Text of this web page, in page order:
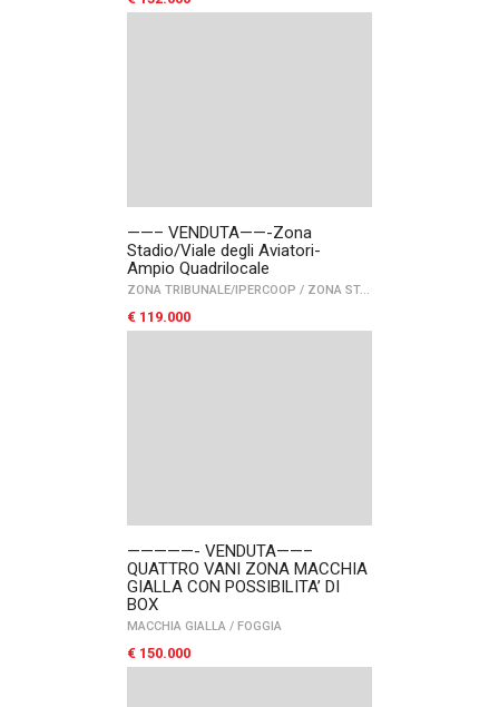
——– VENDUTA——-Zona
Stadio/Viale degli Aviatori-
Ampio Quadrilocale
ZONA TRIBUNALE/IPERCOOP / ZONA STADIO
€ 119.000
—————- VENDUTA——–
QUATTRO VANI ZONA MACCHIA
GIALLA CON POSSIBILITA’ DI
BOX
MACCHIA GIALLA / FOGGIA
€ 150.000